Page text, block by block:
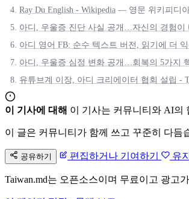
Ray Du English - Wikipedia — 영문 위키피디
아디, 우울증 진단 사실 공개…자신의 경험이
아디 영어 FB: 순수 텍스트 버전, 읽기에 더
아디, 우울증 심정 변화 공개…회복의 5가지
유튜브계 이장, 아디 크리에이터 협회 설립 -
이 기사에 대해 이 기사는 커뮤니티와 AI의
이 글은 커뮤니티가 함께 쓰고 꾸준히 다듬
공유하기 편집하거나 기여하기 유
Taiwan.md는 오픈소스이며 무료이고 광고